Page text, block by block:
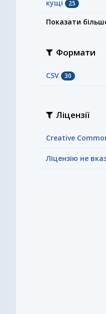
кущі 25
Показати
Формати
CSV 30
Ліцензії
Creative
Ліцензію не